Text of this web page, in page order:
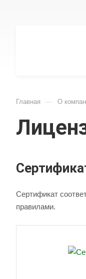
Главная — О
Сертификат
правилами.